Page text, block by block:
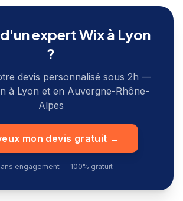
expert Wix à Lyon
?
devis personnalisé sous 2h —
à Lyon et en Auvergne-Rhône-
Alpes
mon devis gratuit →
engagement — 100% gratuit